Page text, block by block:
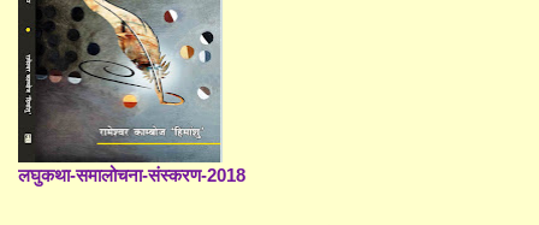
लघुकथा-समालोचना-संस्करण-2018